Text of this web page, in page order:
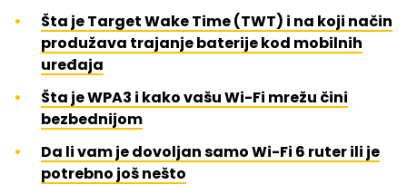
Šta je Target Wake Time (TWT) i na koji način
produžava trajanje baterije kod mobilnih
uređaja
Šta je WPA3 i kako vašu Wi-Fi mrežu čini
bezbednijom
Da li vam je dovoljan samo Wi-Fi 6 ruter ili je
potrebno još nešto